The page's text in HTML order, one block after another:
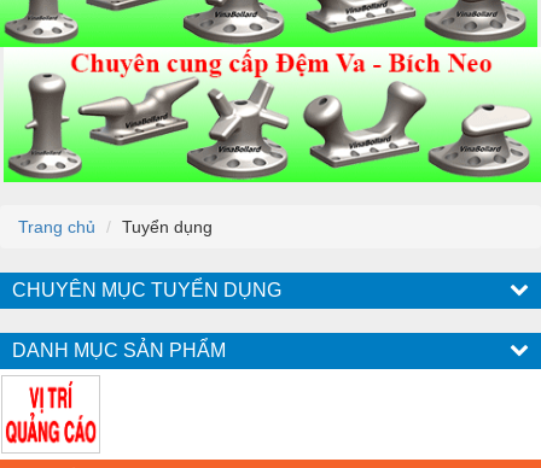
Trang chủ Tuyển dụng
CHUYÊN MỤC TUYỂN DỤNG
DANH MỤC SẢN PHẨM